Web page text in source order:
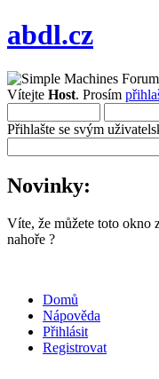
abdl.cz
Vítejte Host. Prosím
Přihlašte se svým
Novinky:
Víte, že můžete toto okno
nahoře ?
Domů
Nápověda
Přihlásit
Registrovat